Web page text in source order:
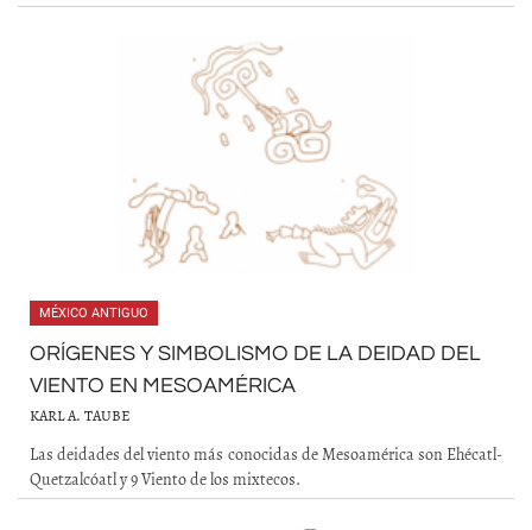
MÉXICO ANTIGUO
ORÍGENES Y SIMBOLISMO DE LA DEIDAD DEL
VIENTO EN MESOAMÉRICA
KARL A. TAUBE
Las deidades del viento más conocidas de Mesoamérica son Ehécatl-
Quetzalcóatl y 9 Viento de los mixtecos.